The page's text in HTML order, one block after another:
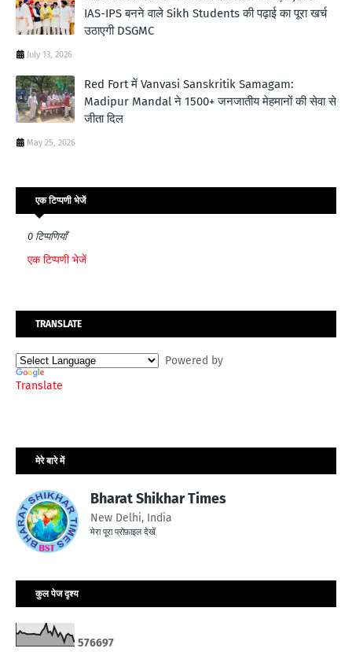
IAS-IPS बनने वाले Sikh Students की पढ़ाई का पूरा खर्च
उठाएगी DSGMC
July 13, 2026
Red Fort में Vanvasi Sanskritik Samagam:
Madipur Mandal ने 1500+ जनजातीय मेहमानों की सेवा से
जीता दिल
May 25, 2026
एक टिप्पणी भेजें
0 टिप्पणियाँ
एक टिप्पणी भेजें
TRANSLATE
Powered by
Translate
मेरे बारे में
Bharat Shikhar Times
New Delhi, India
मेरा पूरा प्रोफ़ाइल देखें
कुल पेज दृश्य
576697